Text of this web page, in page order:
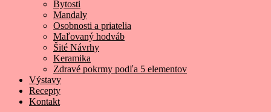
Bytosti
Mandaly
Osobnosti a priatelia
Maľovaný hodváb
Šité Návrhy
Keramika
Zdravé pokrmy podľa 5 elementov
Výstavy
Recepty
Kontakt